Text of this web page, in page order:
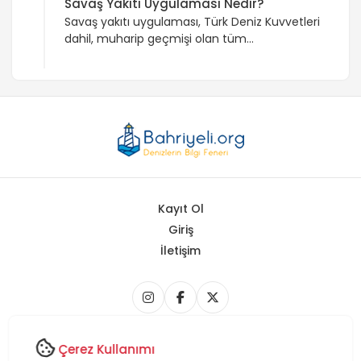
Savaş Yakıtı Uygulaması Nedir?
Savaş yakıtı uygulaması, Türk Deniz Kuvvetleri
dahil, muharip geçmişi olan tüm
Uygulama, yakıt ikmali süreçlerini ve
platformlar arası koordinasyonu içermektedir.
Kayıt Ol
Giriş
İletişim
Copyright © 2026 Bahriyeli.org - Tüm Hakları Saklıdır.
Çerez Kullanımı